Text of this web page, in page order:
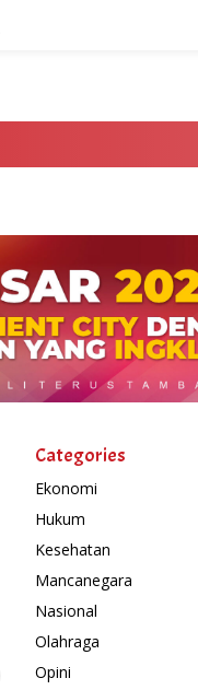
Categories
Ekonomi
Hukum
Kesehatan
Mancanegara
Nasional
Olahraga
Opini